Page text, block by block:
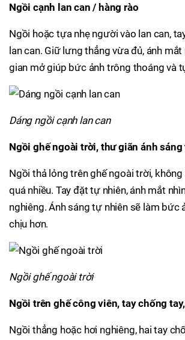
Ngồi cạnh lan can / hàng rào
Ngồi hoặc tựa nhẹ người vào lan can,
lan can. Giữ lưng thẳng vừa đủ, ánh mắt
gian mở giúp bức ảnh trông thoáng và
Dáng ngồi cạnh lan can
Ngồi ghế ngoài trời, thư giãn ánh
Ngồi thả lỏng trên ghế ngoài trời,
quá nhiều. Tay đặt tự nhiên, ánh mắt
nghiêng. Ánh sáng tự nhiên sẽ làm bức
chịu hơn.
Ngồi ghế ngoài trời
Ngồi trên ghế công viên, tay chống
Ngồi thẳng hoặc hơi nghiêng, hai tay